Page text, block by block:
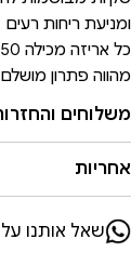
ומניעת ריחות רעים
כל אריזה מכילה 50 שקיות לשימוש חד פעמי
מהווה פתרון מושלם
משלוחים
אחריות
שאל אותנו